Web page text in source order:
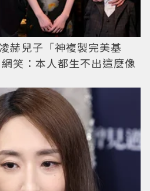
赫兒子「神複製完美基
笑：本人都生不出這麼像